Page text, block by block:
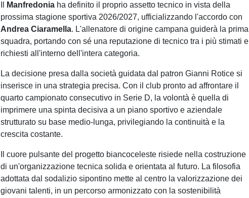
Manfredonia ha definito il proprio assetto tecnico in vista della
prossima stagione sportiva 2026/2027, ufficializzando l'accordo con
Andrea Ciaramella. L'allenatore di origine campana guiderà la prima
squadra, portando con sé una reputazione di tecnico tra i più stimati e
richiesti all'interno dell'intera categoria.
La decisione presa dalla società guidata dal patron Gianni Rotice si
inserisce in una strategia precisa. Con il club pronto ad affrontare il
quarto campionato consecutivo in Serie D, la volontà è quella di
imprimere una spinta decisiva a un piano sportivo e aziendale
strutturato su base medio-lunga, privilegiando la continuità e la
crescita costante.
Il cuore pulsante del progetto biancoceleste risiede nella costruzione
di un'organizzazione tecnica solida e orientata al futuro. La filosofia
adottata dal sodalizio sipontino mette al centro la valorizzazione dei
giovani talenti, in un percorso armonizzato con la sostenibilità